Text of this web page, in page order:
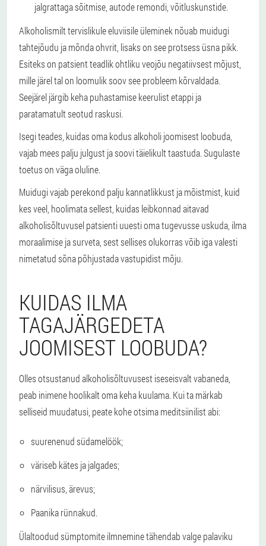
jalgrattaga sõitmise, autode remondi, võitluskunstide.
Alkoholismilt tervislikule eluviisile üleminek nõuab muidugi
tahtejõudu ja mõnda ohvrit, lisaks on see protsess üsna pikk.
Esiteks on patsient teadlik ohtliku veojõu negatiivsest mõjust,
mille järel tal on loomulik soov see probleem kõrvaldada.
Seejärel järgib keha puhastamise keerulist etappi ja
paratamatult seotud raskusi.
Isegi teades, kuidas oma kodus alkoholi joomisest loobuda,
vajab mees palju julgust ja soovi täielikult taastuda. Sugulaste
toetus on väga oluline.
Muidugi vajab perekond palju kannatlikkust ja mõistmist, kuid
kes veel, hoolimata sellest, kuidas leibkonnad aitavad
alkoholisõltuvusel patsienti uuesti oma tugevusse uskuda, ilma
moraalimise ja surveta, sest sellises olukorras võib iga valesti
nimetatud sõna põhjustada vastupidist mõju.
KUIDAS ILMA
TAGAJÄRGEDETA
JOOMISEST LOOBUDA?
Olles otsustanud alkoholisõltuvusest iseseisvalt vabaneda,
peab inimene hoolikalt oma keha kuulama. Kui ta märkab
selliseid muudatusi, peate kohe otsima meditsiinilist abi:
suurenenud südamelöök;
väriseb kätes ja jalgades;
närvilisus, ärevus;
Paanika rünnakud.
Ülaltoodud sümptomite ilmnemine tähendab valge palaviku